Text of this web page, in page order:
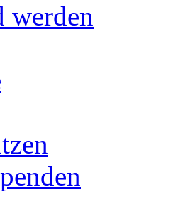
werden